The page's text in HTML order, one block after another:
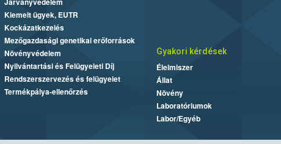
Kiemelt ügyek, EUTR
Kockázatkezelés
Mezőgazdasági genetikai erőforrások
Növényvédelem
Nyilvántartási és Felügyeleti Díj
Rendszerszervezés és felügyelet
Termékpálya-ellenőrzés
Gyakori kérdések
Élelmiszer
Állat
Növény
Laboratóriumok
Labor/Egyéb